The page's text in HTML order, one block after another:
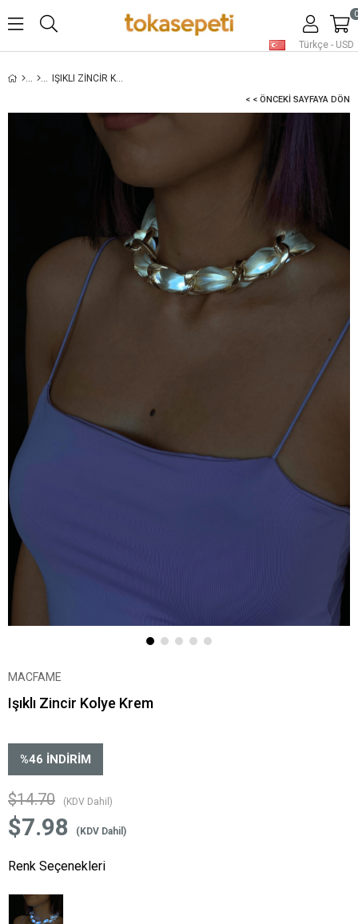
Türkçe - USD
0
IŞIKLI ZINCIR KOLYE KREM
< < ÖNCEKI SAYFAYA DÖN
MACFAME
Işıklı Zincir Kolye Krem
%46 İNDIRIM
$14.70 (KDV Dahil)
$7.98 (KDV Dahil)
Renk Seçenekleri